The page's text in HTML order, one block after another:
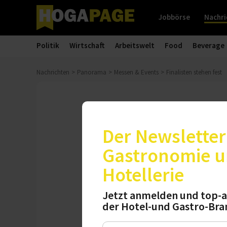
Jobbörse
Politik Wirtschaft Arbeitswelt Food Beverage
Nachrichten Panorama Messen & Events Finalisten stehen fest
Finalisten
Aus über 460
zehn
Österreich und
Donnerstag, 01.02.2018,
Der
Gastronomie
Hotellerie
Jetzt anmelden und top-
der Hotel-und Gastro-